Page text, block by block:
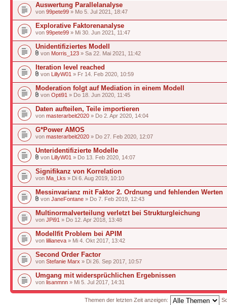
Auswertung Parallelanalyse
von 99pete99 » Mo 5. Jul 2021, 18:47
Explorative Faktorenanalyse
von 99pete99 » Mi 30. Jun 2021, 11:47
Unidentifiziertes Modell
von Morris_123 » Sa 22. Mai 2021, 11:42
Iteration level reached
von LillyW01 » Fr 14. Feb 2020, 10:59
Moderation folgt auf Mediation in einem Modell
von Opti91 » Do 18. Jun 2020, 11:45
Daten aufteilen, Teile importieren
von masterarbeit2020 » Do 2. Apr 2020, 14:04
G*Power AMOS
von masterarbeit2020 » Do 27. Feb 2020, 12:07
Unteridentifizierte Modelle
von LillyW01 » Do 13. Feb 2020, 14:07
Signifikanz von Korrelation
von Ma_Lks » Di 6. Aug 2019, 10:10
Messinvarianz mit Faktor 2. Ordnung und fehlenden Werten
von JaneFontane » Do 7. Feb 2019, 12:43
Multinormalverteilung verletzt bei Strukturgleichung
von JPi91 » Do 12. Apr 2018, 13:48
Modellfit Problem bei APIM
von lillianeva » Mi 4. Okt 2017, 13:42
Second Order Factor
von Stefanie Marx » Di 26. Sep 2017, 10:57
Umgang mit widersprüchlichen Ergebnissen
von lisanmnn » Mi 5. Jul 2017, 14:31
Themen der letzten Zeit anzeigen: